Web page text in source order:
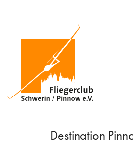
Destination